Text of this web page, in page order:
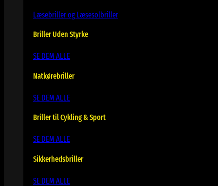
Læsebriller og Læsesolbriller
Briller Uden Styrke
SE DEM ALLE
Natkørebriller
SE DEM ALLE
Briller til Cykling & Sport
SE DEM ALLE
Sikkerhedsbriller
SE DEM ALLE